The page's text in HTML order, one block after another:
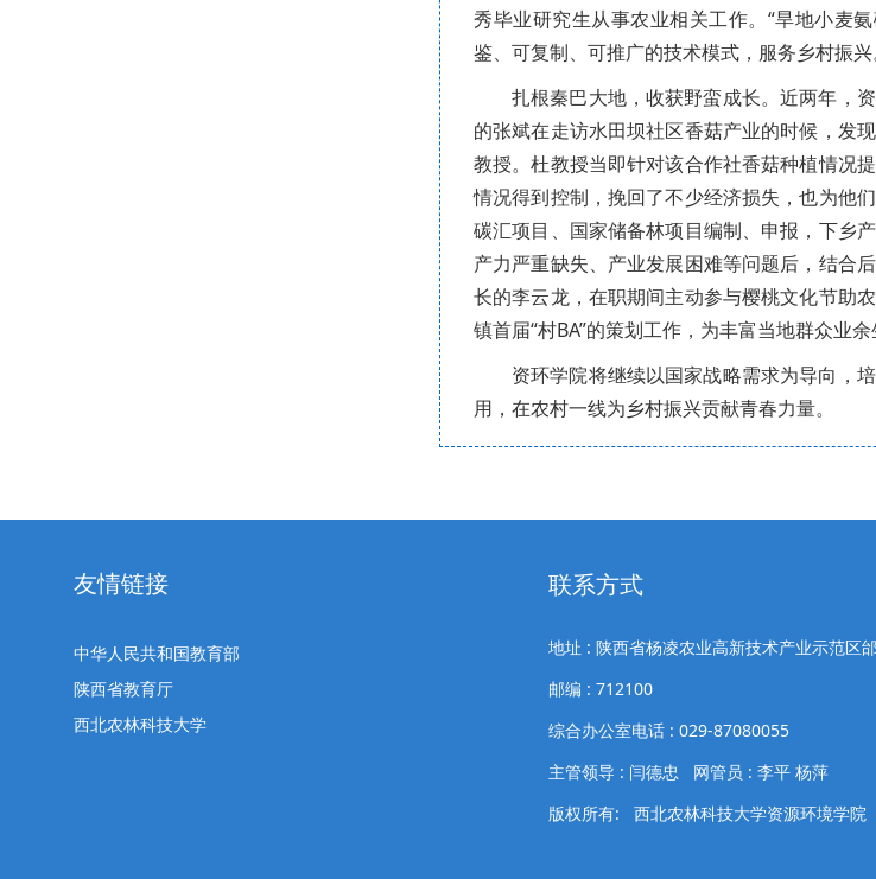
秀毕业研究生从事农业相关工作。“旱地小麦
鉴、可复制、可推广的技术模式，服务乡村振兴
扎根秦巴大地，收获野蛮成长。近两年，
的张斌在走访水田坝社区香菇产业的时候，发
教授。杜教授当即针对该合作社香菇种植情况
情况得到控制，挽回了不少经济损失，也为他
碳汇项目、国家储备林项目编制、申报，下乡
产力严重缺失、产业发展困难等问题后，结合
长的李云龙，在职期间主动参与樱桃文化节助
镇首届“村BA”的策划工作，为丰富当地群众业余
资环学院将继续以国家战略需求为导向，
用，在农村一线为乡村振兴贡献青春力量。
友情链接
中华人民共和国教育部
陕西省教育厅
西北农林科技大学
联系方式
地址 : 陕西省杨凌农业高新技术产业示范区
邮编 : 712100
综合办公室电话 : 029-87080055
主管领导 : 闫德忠 网管员 : 李平 杨萍
版权所有: 西北农林科技大学资源环境学院